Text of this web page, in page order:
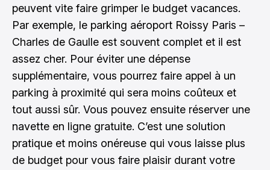
peuvent vite faire grimper le budget vacances.
Par exemple, le parking aéroport Roissy Paris –
Charles de Gaulle est souvent complet et il est
assez cher. Pour éviter une dépense
supplémentaire, vous pourrez faire appel à un
parking à proximité qui sera moins coûteux et
tout aussi sûr. Vous pouvez ensuite réserver une
navette en ligne gratuite. C’est une solution
pratique et moins onéreuse qui vous laisse plus
de budget pour vous faire plaisir durant votre